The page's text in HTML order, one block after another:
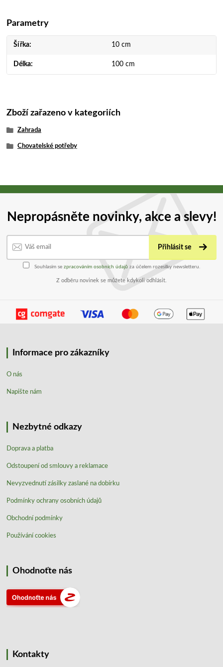
Parametry
Šířka 10 cm
Délka 100 cm
Zboží zařazeno v kategoriích
Zahrada
Chovatelské potřeby
Nepropásněte novinky, akce a slevy!
Přihlásit se
Souhlasím se zpracováním osobních údajů za účelem rozesílky newsletteru.
Z odběru novinek se můžete kdykoli odhlásit.
Informace pro zákazníky
O nás
Napište nám
Nezbytné odkazy
Doprava a platba
Odstoupení od smlouvy a reklamace
Nevyzvednutí zásilky zaslané na dobírku
Podmínky ochrany osobních údajů
Obchodní podmínky
Používání cookies
Ohodnoťte nás
Kontakty